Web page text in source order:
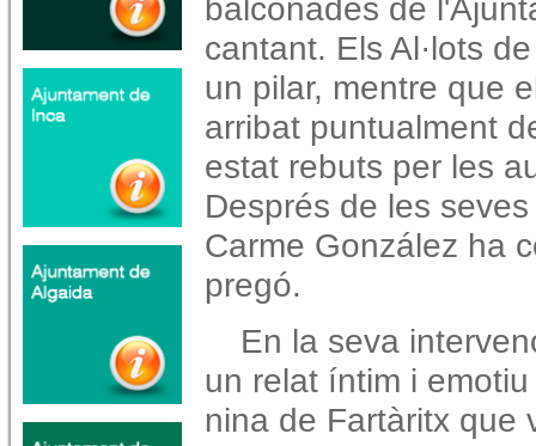
balconades de
cantant. Els Al·lots
un pilar, mentre que
arribat puntualment
estat rebuts per les
Després de les
Carme González ha
pregó.
En la seva
un relat íntim i
nina de Fartàritx que